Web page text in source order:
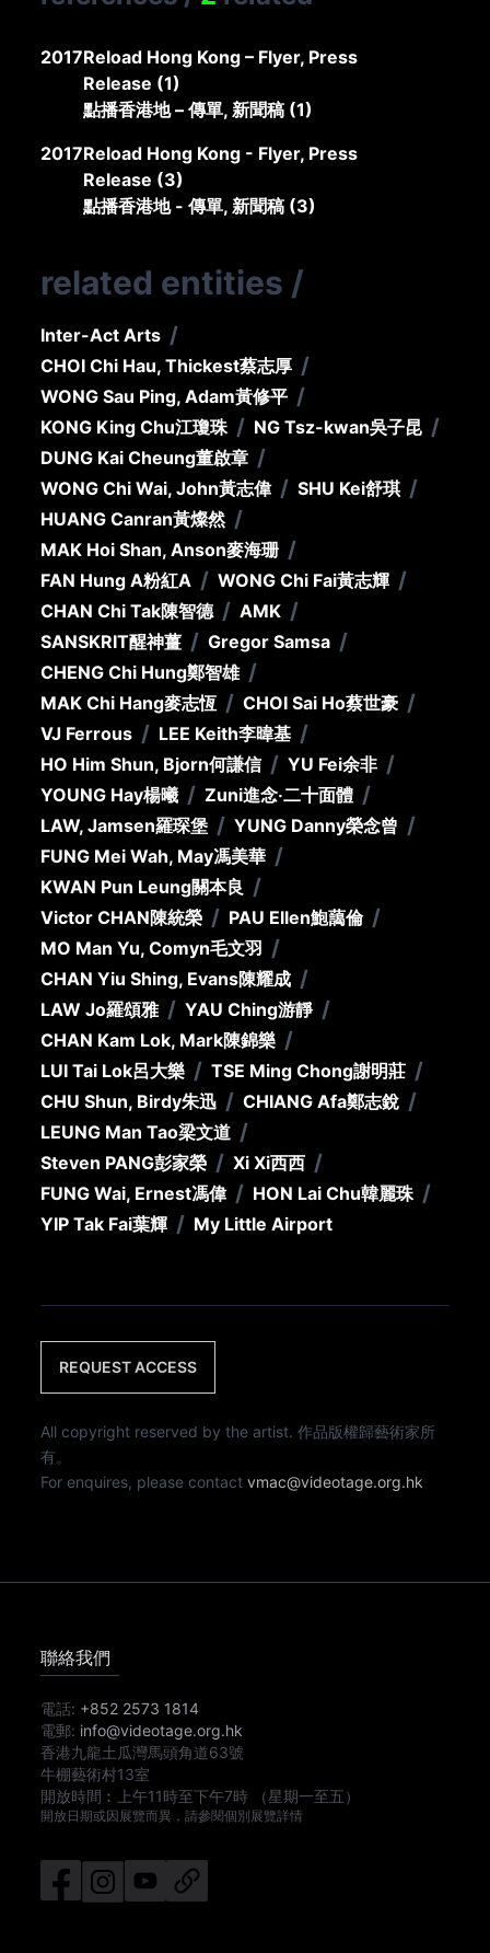
2017Reload Hong Kong – Flyer, Press
Release (1)
點播香港地 – 傳單, 新聞稿 (1)
2017Reload Hong Kong - Flyer, Press
Release (3)
點播香港地 - 傳單, 新聞稿 (3)
related entities /
Inter-Act Arts /
CHOI Chi Hau, Thickest蔡志厚 /
WONG Sau Ping, Adam黃修平 /
KONG King Chu江瓊珠 / NG Tsz-kwan吳子昆 /
DUNG Kai Cheung董啟章 /
WONG Chi Wai, John黃志偉 / SHU Kei舒琪 /
HUANG Canran黃燦然 /
MAK Hoi Shan, Anson麥海珊 /
FAN Hung A粉紅A / WONG Chi Fai黃志輝 /
CHAN Chi Tak陳智德 / AMK /
SANSKRIT醒神薑 / Gregor Samsa /
CHENG Chi Hung鄭智雄 /
MAK Chi Hang麥志恆 / CHOI Sai Ho蔡世豪 /
VJ Ferrous / LEE Keith李暐基 /
HO Him Shun, Bjorn何謙信 / YU Fei余非 /
YOUNG Hay楊曦 / Zuni進念‧二十面體 /
LAW, Jamsen羅琛堡 / YUNG Danny榮念曾 /
FUNG Mei Wah, May馮美華 /
KWAN Pun Leung關本良 /
Victor CHAN陳統榮 / PAU Ellen鮑藹倫 /
MO Man Yu, Comyn毛文羽 /
CHAN Yiu Shing, Evans陳耀成 /
LAW Jo羅頌雅 / YAU Ching游靜 /
CHAN Kam Lok, Mark陳錦樂 /
LUI Tai Lok呂大樂 / TSE Ming Chong謝明莊 /
CHU Shun, Birdy朱迅 / CHIANG Afa鄭志銳 /
LEUNG Man Tao梁文道 /
Steven PANG彭家榮 / Xi Xi西西 /
FUNG Wai, Ernest馮偉 / HON Lai Chu韓麗珠 /
YIP Tak Fai葉輝 / My Little Airport
REQUEST ACCESS
All copyright reserved by the artist. 作品版權歸藝術家所
有。
For enquires, please contactvmac@videotage.org.hk
聯絡我們
電話: +852 2573 1814
電郵: info@videotage.org.hk
香港九龍土瓜灣馬頭角道63號
牛棚藝術村13室
開放時間︰
上午11時至下午7時 （星期一至五）
開放日期或因展覽而異，請參閱個別展覽詳情